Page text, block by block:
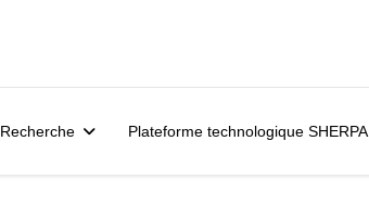
Recherche Plateforme technologique SHERPA